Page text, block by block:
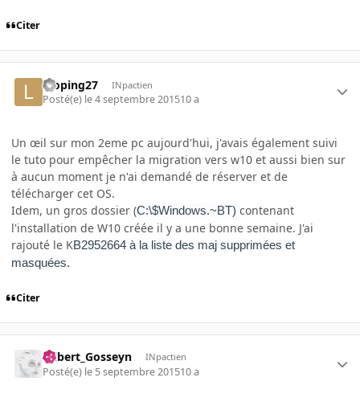
Citer
looping27 INpactien
Posté(e) le 4 septembre 201510 a
Un œil sur mon 2eme pc aujourd'hui, j'avais également suivi
le tuto pour empêcher la migration vers w10 et aussi bien sur
à aucun moment je n'ai demandé de réserver et de
télécharger cet OS.
Idem, un gros dossier (C:\$Windows.~BT) contenant
l'installation de W10 créée il y a une bonne semaine. J'ai
rajouté le KB2952664 à la liste des maj supprimées et
masquées.
Citer
Gilbert_Gosseyn INpactien
Posté(e) le 5 septembre 201510 a